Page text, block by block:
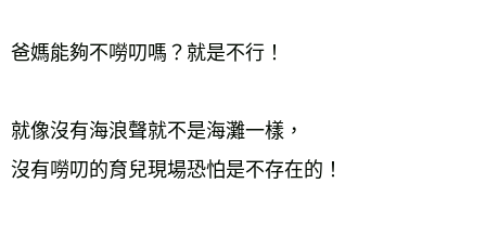
爸媽能夠不嘮叨嗎？就是不行！
就像沒有海浪聲就不是海灘一樣，
沒有嘮叨的育兒現場恐怕是不存在的！